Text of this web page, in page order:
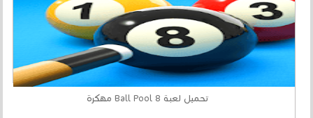
تحميل لعبة 8 Ball Pool مهكرة